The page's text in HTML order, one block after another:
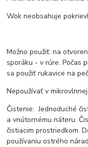
Wok neobsahuje
Možno použiť: na
sporáku - v rúre. Počas
sa použiť rukavice na
Nepoužívať v
Čistenie: Jednoduché
a vnútornému náteru.
čistiacim prostriedkom.
používaniu ostrého